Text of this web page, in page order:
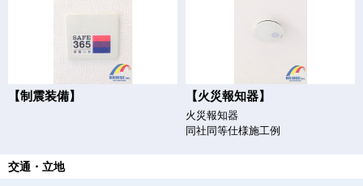
【制震装備】 【火災報知器】
火災報知器
同社同等仕様施工例
交通・立地